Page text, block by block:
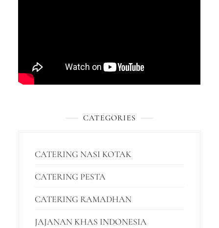
CATEGORIES
CATERING NASI KOTAK
CATERING PESTA
CATERING RAMADHAN
JAJANAN KHAS INDONESIA